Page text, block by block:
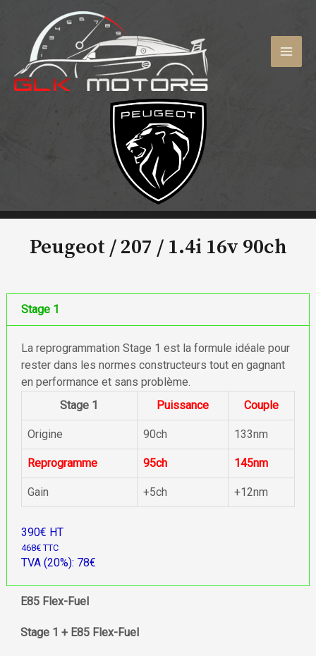
contenu
Peugeot / 207 / 1.4i 16v 90ch
Stage 1
La reprogrammation Stage 1 est la formule idéale pour
rester dans les normes constructeurs tout en gagnant
en performance et sans problème.
Stage 1
Puissance Couple
Origine 90ch 133nm
Reprogramme 95ch 145nm
Gain +5ch +12nm
390€ HT
468€ TTC
TVA (20%): 78€
E85 Flex-Fuel
Stage 1 + E85 Flex-Fuel